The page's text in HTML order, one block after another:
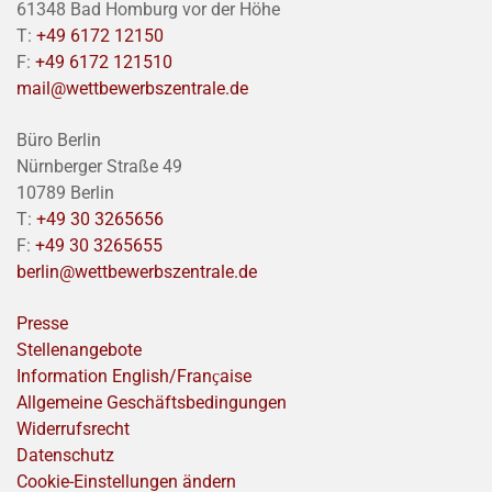
61348 Bad Homburg vor der Höhe
T: +49 6172 12150
F: +49 6172 121510
mail@wettbewerbszentrale.de
Büro Berlin
Nürnberger Straße 49
10789 Berlin
T: +49 30 3265656
F: +49 30 3265655
berlin@wettbewerbszentrale.de
Presse
Stellenangebote
Information English/Franҫaise
Allgemeine Geschäftsbedingungen
Widerrufsrecht
Datenschutz
Cookie-Einstellungen ändern